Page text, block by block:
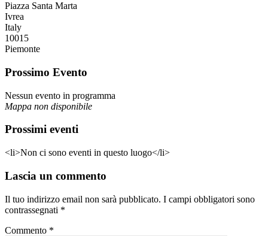
Piazza Santa Marta
Ivrea
Italy
10015
Piemonte
Prossimo Evento
Nessun evento in programma
Mappa non disponibile
Prossimi eventi
<li>Non ci sono eventi in questo luogo</li>
Lascia un commento
Il tuo indirizzo email non sarà pubblicato. I campi obbligatori sono
contrassegnati *
Commento *